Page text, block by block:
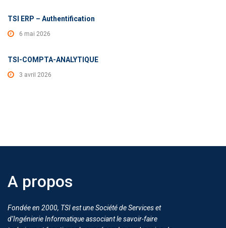
TSI ERP – Authentification
6 mai 2026
TSI-COMPTA-ANALYTIQUE
3 avril 2026
A propos
Fondée en 2000, TSI est une Société de Services et
d’Ingénierie Informatique associant le savoir-faire